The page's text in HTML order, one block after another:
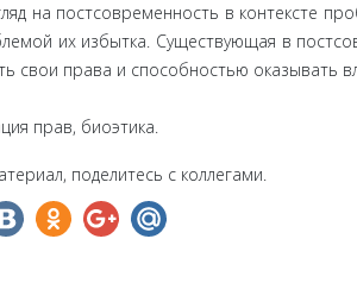
на постсовременность в контексте
их избытка. Существующая в
свои права и способностью оказывать
прав, биоэтика.
поделитесь с коллегами.